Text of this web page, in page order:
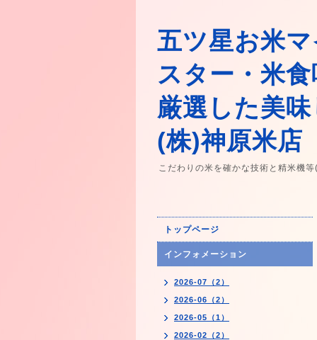
五ツ星お米
スター・米
厳選した美
(株)神原米店
こだわりの米を確かな技術と精米機
トップページ
インフォメーション
2026-07（2）
2026-06（2）
2026-05（1）
2026-02（2）